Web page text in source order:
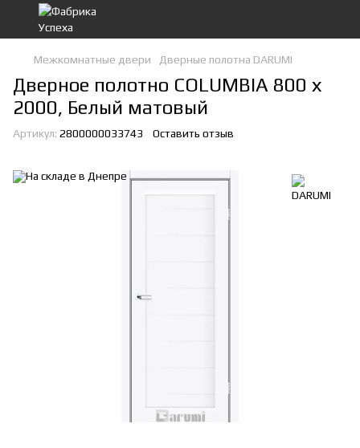
Межкомнатные двери Дверные полотна DARUMI
Дверное полотно COLUMBIA 800 х
2000, Белый матовый
Артикул: 2800000033743 Оставить отзыв